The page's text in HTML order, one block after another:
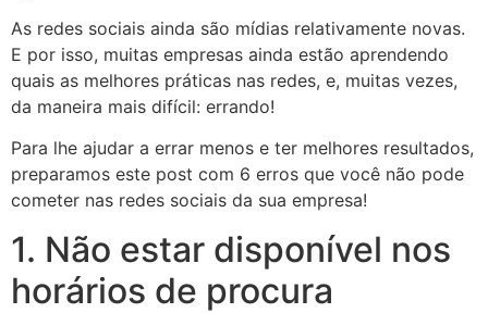
As redes sociais ainda são mídias relativamente novas.
E por isso, muitas empresas ainda estão aprendendo
quais as melhores práticas nas redes, e, muitas vezes,
da maneira mais difícil: errando!
Para lhe ajudar a errar menos e ter melhores resultados,
preparamos este post com 6 erros que você não pode
cometer nas redes sociais da sua empresa!
1. Não estar disponível nos
horários de procura